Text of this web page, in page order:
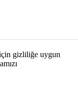
gizliliğe uygun